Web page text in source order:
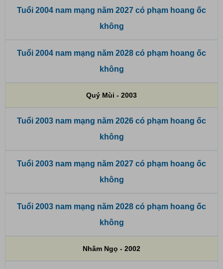
Tuổi 2004 nam mạng năm 2027 có phạm hoang ốc
không
Tuổi 2004 nam mạng năm 2028 có phạm hoang ốc
không
Quý Mùi - 2003
Tuổi 2003 nam mạng năm 2026 có phạm hoang ốc
không
Tuổi 2003 nam mạng năm 2027 có phạm hoang ốc
không
Tuổi 2003 nam mạng năm 2028 có phạm hoang ốc
không
Nhâm Ngọ - 2002